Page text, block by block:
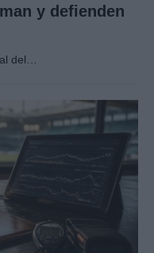
y defienden
del…